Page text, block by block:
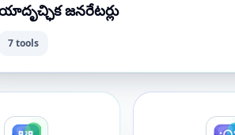
జనరేటర్లు
7 tools